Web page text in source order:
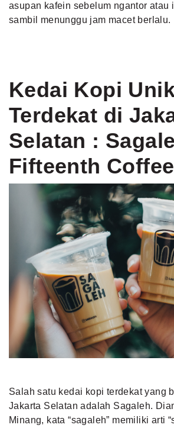
asupan kafein sebelum ngantor atau
sambil menunggu jam macet berlalu.
Kedai Kopi
Terdekat di
Selatan :
Fifteenth Coffee
Salah satu kedai kopi terdekat yang
Jakarta Selatan adalah Sagaleh.
Minang, kata “sagaleh” memiliki arti